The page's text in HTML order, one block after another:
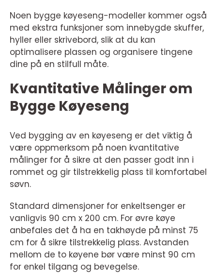
Noen bygge køyeseng-modeller kommer også
med ekstra funksjoner som innebygde skuffer,
hyller eller skrivebord, slik at du kan
optimalisere plassen og organisere tingene
dine på en stilfull måte.
Kvantitative Målinger om
Bygge Køyeseng
Ved bygging av en køyeseng er det viktig å
være oppmerksom på noen kvantitative
målinger for å sikre at den passer godt inn i
rommet og gir tilstrekkelig plass til komfortabel
søvn.
Standard dimensjoner for enkeltsenger er
vanligvis 90 cm x 200 cm. For øvre køye
anbefales det å ha en takhøyde på minst 75
cm for å sikre tilstrekkelig plass. Avstanden
mellom de to køyene bør være minst 90 cm
for enkel tilgang og bevegelse.